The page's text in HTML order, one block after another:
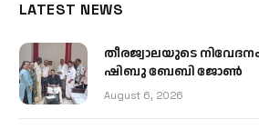
LATEST NEWS
തീരജ്വാലയുടെ നിവേദനം
ഷിബു ബേബി ജോൺ
August 6, 2026